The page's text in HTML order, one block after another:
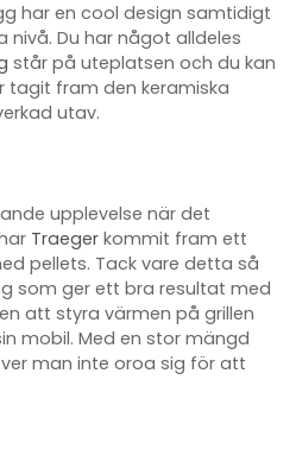
har en cool design samtidigt
Du har något alldeles
står på uteplatsen och du kan
fram den keramiska
utav.
upplevelse när det
Traeger kommit fram ett
pellets. Tack vare detta så
som ger ett bra resultat med
att styra värmen på grillen
mobil. Med en stor mängd
man inte oroa sig för att